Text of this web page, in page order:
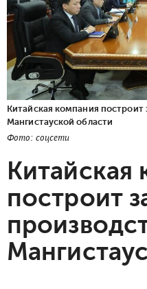
Китайская компания построит
Мангистауской области
Фото: соцсети
Китайская
построит